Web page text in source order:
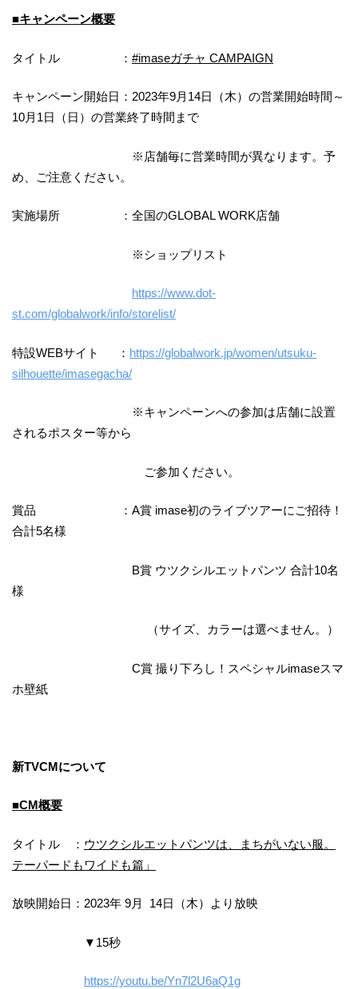
■キャンペーン概要
タイトル ： #imaseガチャ CAMPAIGN
キャンペーン開始日：2023年9月14日（木）の営業開始時間～
10月1日（日）の営業終了時間まで
※店舗毎に営業時間が異なります。予
め、ご注意ください。
実施場所 ：全国のGLOBAL WORK店舗
※ショップリスト
https://www.dot-
st.com/globalwork/info/storelist/
特設WEBサイト ： https://globalwork.jp/women/utsuku-
silhouette/imasegacha/
※キャンペーンへの参加は店舗に設置
されるポスター等から
ご参加ください。
賞品 ：A賞 imase初のライブツアーにご招待！
合計5名様
B賞 ウツクシルエットパンツ 合計10名
様
（サイズ、カラーは選べません。）
C賞 撮り下ろし！スペシャルimaseスマ
ホ壁紙
新TVCMについて
■CM概要
タイトル ： ウツクシルエットパンツは、まちがいない服。
テーパードもワイドも篇」
放映開始日：2023年 9月 14日（木）より放映
▼15秒
https://youtu.be/Yn7l2U6aQ1g